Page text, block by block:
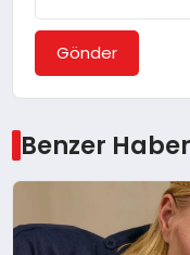
Gönder
Benzer